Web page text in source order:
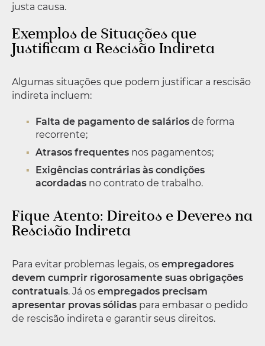
justa causa.
Exemplos de Situações que
Justificam a Rescisão Indireta
Algumas situações que podem justificar a rescisão
indireta incluem:
Falta de pagamento de salários de forma
recorrente;
Atrasos frequentes nos pagamentos;
Exigências contrárias às condições
acordadas no contrato de trabalho.
Fique Atento: Direitos e Deveres na
Rescisão Indireta
Para evitar problemas legais, os empregadores
devem cumprir rigorosamente suas obrigações
contratuais. Já os empregados precisam
apresentar provas sólidas para embasar o pedido
de rescisão indireta e garantir seus direitos.